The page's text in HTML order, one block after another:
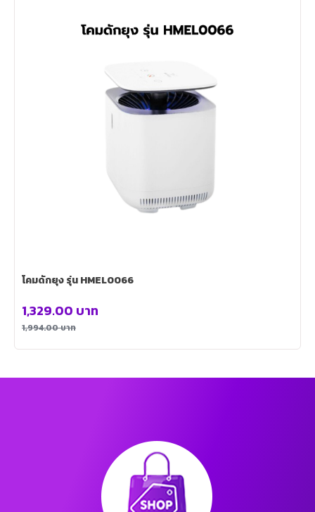
โคมดักยุง รุ่น HMEL0066
1,994.00บาท
1,329.00 บาท